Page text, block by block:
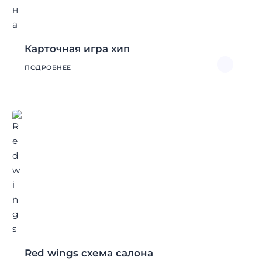
Карточная игра хип
ПОДРОБНЕЕ
Red wings схема салона